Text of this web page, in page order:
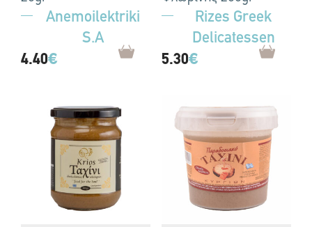
Anemoilektriki
S.A
4.40€
Rizes Greek
Delicatessen
5.30€